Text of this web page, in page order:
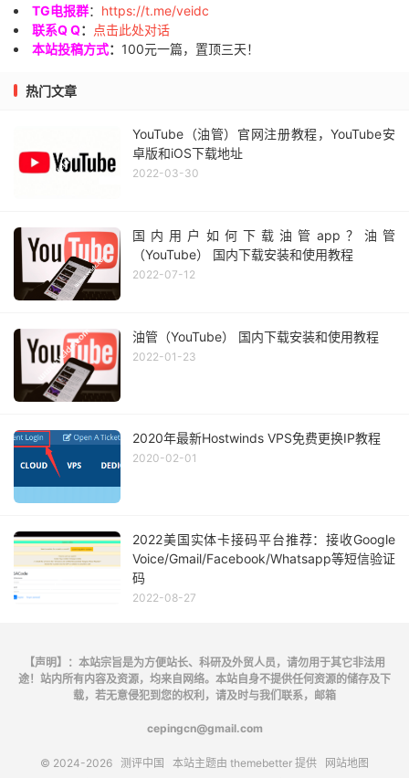
TG电报群： https://t.me/veidc
联系Q Q：
点击此处对话
本站投稿方式： 100元一篇，置顶三天！
热门文章
YouTube（油管）官网注册教程，YouTube安
卓版和iOS下载地址
2022-03-30
国内用户如何下载油管app？油管
（YouTube） 国内下载安装和使用教程
2022-07-12
油管（YouTube） 国内下载安装和使用教程
2022-01-23
2020年最新Hostwinds VPS免费更换IP教程
2020-02-01
2022美国实体卡接码平台推荐：接收Google
Voice/Gmail/Facebook/Whatsapp等短信验证
码
2022-08-27
【声明】：本站宗旨是为方便站长、科研及外贸人员，请勿用于其它非法用
途！站内所有内容及资源，均来自网络。本站自身不提供任何资源的储存及下
载，若无意侵犯到您的权利，请及时与我们联系，邮箱
cepingcn@gmail.com
© 2024-2026 测评中国 本站主题由 themebetter 提供
网站地图